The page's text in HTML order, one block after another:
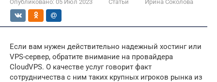
Опубликовано: 05 Июл 2023 Статьи Ирина Соколова
Если вам нужен действительно надежный хостинг или
VPS-сервер, обратите внимание на провайдера
CloudVPS. О качестве услуг говорит факт
сотрудничества с ним таких крупных игроков рынка из